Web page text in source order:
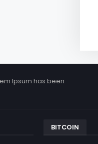
Ipsum has been
BITCOIN